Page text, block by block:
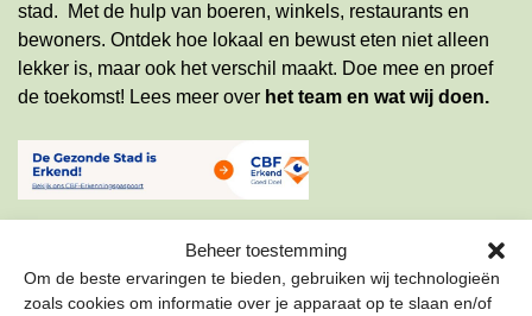
Beheer toestemming
Om de beste ervaringen te bieden, gebruiken wij technologieën
zoals cookies om informatie over je apparaat op te slaan en/of
stad. Met de hulp van boeren, winkels, restaurants en
bewoners. Ontdek hoe lokaal en bewust eten niet alleen
lekker is, maar ook het verschil maakt. Doe mee en proef
de toekomst! Lees meer over het team en wat wij doen.